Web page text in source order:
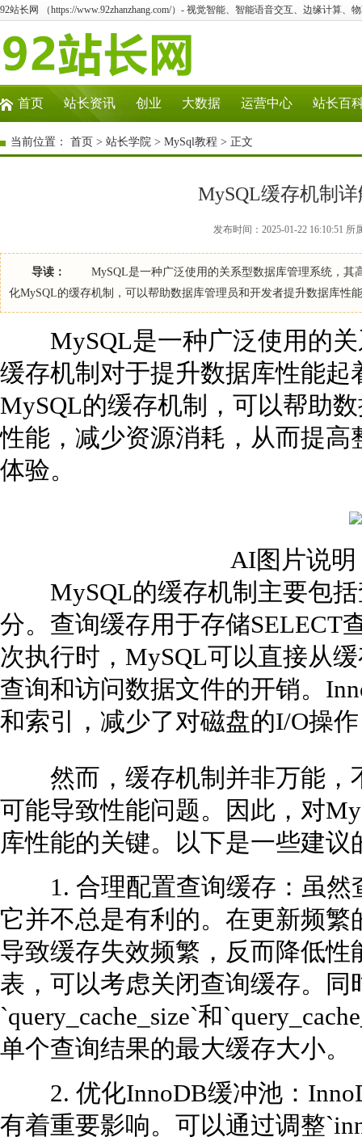
92站长网 （https://www.92zhanzhang.com/）- 视觉智能、智能语音交互、边缘计算、
首页 站长资讯 创业 大数据 运营中心 站长百
当前位置： 首页 > 站长学院 > MySql教程 > 正文
MySQL缓存机制
发布时间：2025-01-22 16:10:51
导读：
MySQL是一种广泛使用的关系型数据库管理系统，其
化MySQL的缓存机制，可以帮助数据库管理员和开发者提升数据库性
MySQL是一种广泛使用的关
缓存机制对于提升数据库性能
MySQL的缓存机制，可以帮助
性能，减少资源消耗，从而提
体验。
AI图片说
MySQL的缓存机制主要包括
分。查询缓存用于存储SELECT
次执行时，MySQL可以直接从
查询和访问数据文件的开销。
和索引，减少了对磁盘的I/O操
然而，缓存机制并非万能，
可能导致性能问题。因此，对
库性能的关键。以下是一些建议
1. 合理配置查询缓存：虽然
它并不总是有利的。在更新频
导致缓存失效频繁，反而降低
表，可以考虑关闭查询缓存。同
`query_cache_size`和
单个查询结果的最大缓存大小。
2. 优化InnoDB缓冲池：
有着重要影响。可以通过调整